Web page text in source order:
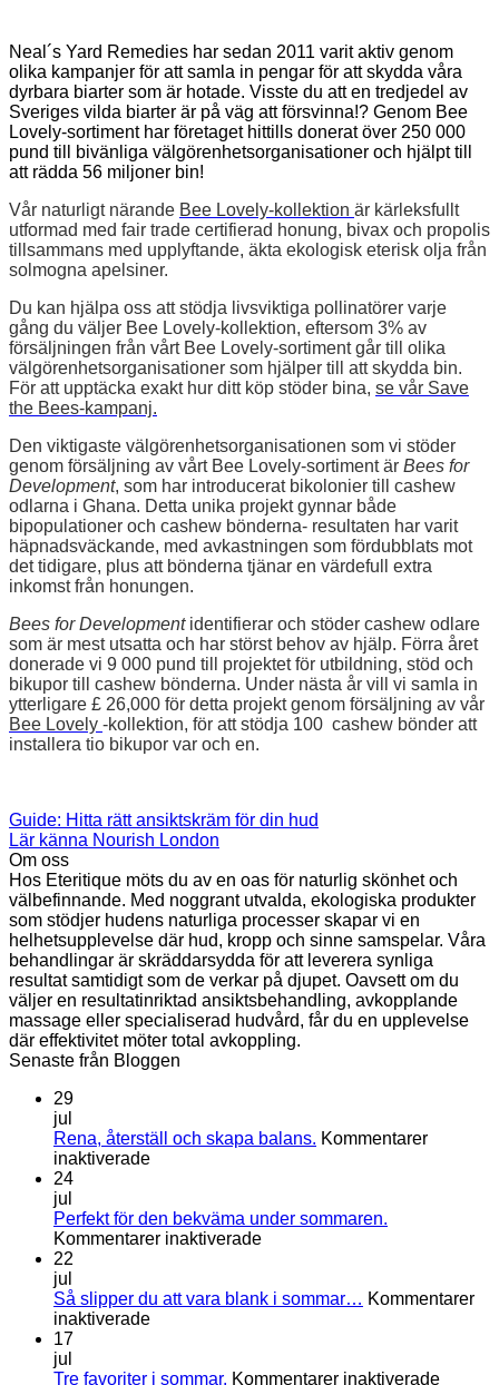
Neal´s Yard Remedies har sedan 2011 varit aktiv genom
olika kampanjer för att samla in pengar för att skydda våra
dyrbara biarter som är hotade. Visste du att en tredjedel av
Sveriges vilda biarter är på väg att försvinna!? Genom Bee
Lovely-sortiment har företaget hittills donerat över 250 000
pund till bivänliga välgörenhetsorganisationer och hjälpt till
att rädda 56 miljoner bin!
Vår naturligt närande Bee Lovely-kollektion är kärleksfullt
utformad med fair trade certifierad honung, bivax och propolis
tillsammans med upplyftande, äkta ekologisk eterisk olja från
solmogna apelsiner.
Du kan hjälpa oss att stödja livsviktiga pollinatörer varje
gång du väljer Bee Lovely-kollektion, eftersom 3% av
försäljningen från vårt Bee Lovely-sortiment går till
olika
välgörenhetsorganisationer som hjälper till att skydda bin.
För att upptäcka exakt hur ditt köp stöder bina, se vår Save
the Bees-kampanj.
Den viktigaste välgörenhetsorganisationen som vi stöder
genom försäljning av vårt Bee Lovely-sortiment är Bees for
Development, som har introducerat bikolonier till
cashew
odlarna i Ghana. Detta unika projekt gynnar både
bipopulationer och cashew bönderna- resultaten har varit
häpnadsväckande, med avkastningen som fördubblats mot
dettidigare, plus att bönderna tjänar en värdefull
extra
inkomst från honungen.
Bees for Development identifierar och stöder cashew odlare
som är mest utsatta och har störst behov av hjälp. Förra året
donerade vi 9 000 pund till projektet för utbildning, stöd och
bikupor till cashew bönderna. Under nästa år vill vi samla in
ytterligare £ 26,000 för detta projekt genom försäljning av vår
Bee Lovely -kollektion, för att stödja 100 cashew bönder att
installera tio bikupor var och en.
Guide: Hitta rätt ansiktskräm för din hud
Lär känna Nourish London
Om oss
Hos Eteritique möts du av en oas för naturlig skönhet och
välbefinnande. Med noggrant utvalda, ekologiska produkter
som stödjer hudens naturliga processer skapar vi en
helhetsupplevelse där hud, kropp och sinne samspelar. Våra
behandlingar är skräddarsydda för att leverera synliga
resultat samtidigt som de verkar på djupet. Oavsett om du
väljer en resultatinriktad ansiktsbehandling, avkopplande
massage eller specialiserad hudvård, får du en upplevelse
där effektivitet möter total avkoppling.
Senaste från Bloggen
29
jul
Rena, återställ och skapa balans. Kommentarer
inaktiveradeför
och
skapa
24
jul
Perfekt för den bekväma under sommaren.
Kommentarer inaktiveradeför
den
22
jul
Så slipper du att vara blank i sommar… Kommentarer
inaktiveradeför
du
17
jul
Tre favoriter i sommar. Kommentarer inaktiveradeför